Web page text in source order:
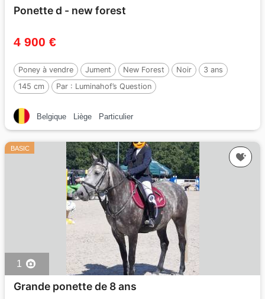
Ponette d - new forest
4 900 €
Poney à vendre Jument New Forest Noir
3 ans
145 cm
Par : Luminahof’s Question
Belgique Liège Particulier
BASIC
1
Grande ponette de 8 ans